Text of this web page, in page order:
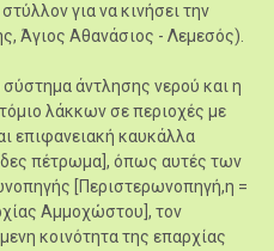
για να κινήσει την
Άγιος Αθανάσιος - Λεμεσός).
άντλησης νερού και η
λάκκων σε περιοχές με
επιφανειακή καυκάλλα
πέτρωμα], όπως αυτές των
[Περιστερωνοπηγή,η =
Αμμοχώστου], τον
κοινότητα της επαρχίας